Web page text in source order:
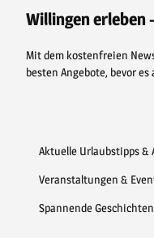
o
k
e
s
e
r
a
Willingen erleben
Mit dem kostenfreien
besten Angebote, bevor es
Aktuelle Urlaubstipps &
Veranstaltungen &
Spannende Geschichten